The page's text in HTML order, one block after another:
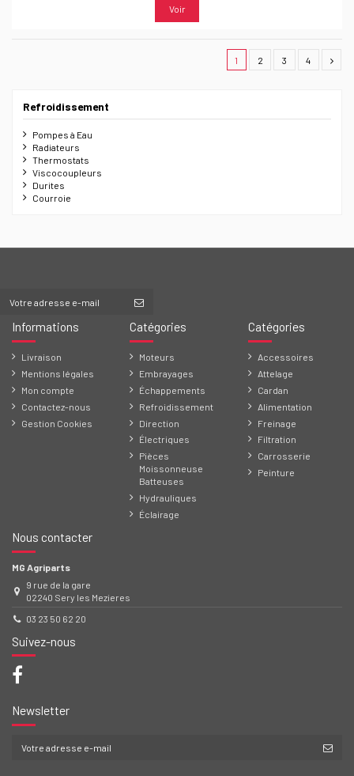
Voir
1 2 3 4
Refroidissement
Pompes à Eau
Radiateurs
Thermostats
Viscocoupleurs
Durites
Courroie
Informations
Livraison
Mentions légales
Mon compte
Contactez-nous
Gestion Cookies
Catégories
Moteurs
Embrayages
Échappements
Refroidissement
Direction
Électriques
Pièces
Moissonneuse
Batteuses
Hydrauliques
Éclairage
Catégories
Accessoires
Attelage
Cardan
Alimentation
Freinage
Filtration
Carrosserie
Peinture
Nous contacter
MG Agriparts
9 rue de la gare
02240 Sery les Mezieres
03 23 50 62 20
Suivez-nous
Newsletter